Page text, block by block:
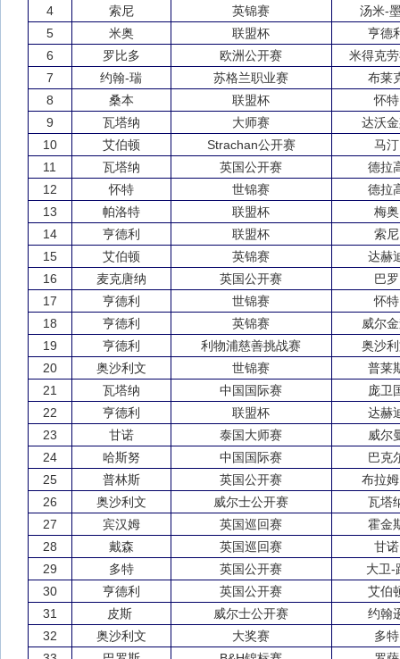
4
索尼 英锦赛
汤米-
5
米奥 联盟杯
亨德
6
罗比多 欧洲公开赛
米得克
7
约翰-瑞 苏格兰职业赛
布莱
8
桑本 联盟杯
怀特
9
瓦塔纳 大师赛
达沃
10
艾伯顿 Strachan公开赛
马汀
11
瓦塔纳 英国公开赛
德拉
12
怀特 世锦赛
德拉
13
帕洛特 联盟杯
梅奥
14
亨德利 联盟杯
索尼
15
艾伯顿 英锦赛
达赫
16
麦克唐纳 英国公开赛
巴罗
17
亨德利 世锦赛
怀特
18
亨德利 英锦赛
威尔
19
亨德利 利物浦慈善挑战赛
奥沙
20
奥沙利文 世锦赛
普莱
21
瓦塔纳 中国国际赛
庞卫
22
亨德利 联盟杯
达赫
23
甘诺 泰国大师赛
威尔
24
哈斯努 中国国际赛
巴克
25
普林斯 英国公开赛
布拉
26
奥沙利文 威尔士公开赛
瓦塔
27
宾汉姆 英国巡回赛
霍金
28
戴森 英国巡回赛
甘诺
29
多特 英国公开赛
大卫-
30
亨德利 英国公开赛
艾伯
31
皮斯 威尔士公开赛
约翰
32
奥沙利文 大奖赛
多特